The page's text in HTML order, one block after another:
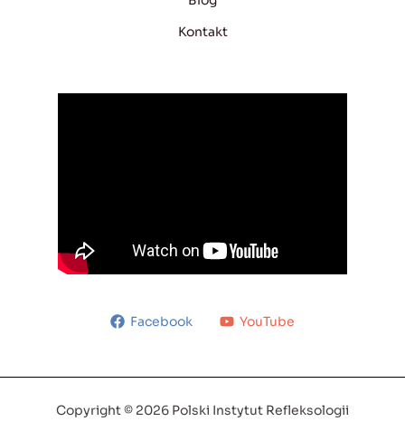
Kontakt
Facebook YouTube
Copyright © 2026 Polski Instytut Refleksologii